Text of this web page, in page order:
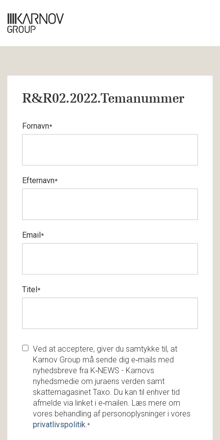
R&R02.2022.Temanummer
Fornavn*
Efternavn*
Email*
Titel*
Ved at acceptere, giver du samtykke til, at
Karnov Group må sende dig e‑mails med
nyhedsbreve fra K‑NEWS - Karnovs
nyhedsmedie om juraens verden samt
skattemagasinet Taxo. Du kan til enhver tid
afmelde via linket i e‑mailen. Læs mere om
vores behandling af personoplysninger i vores
privatlivspolitik.*